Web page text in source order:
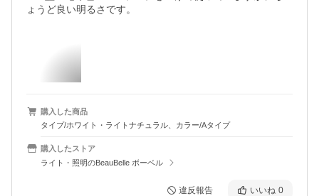
ょうど良い明るさです。
購入した商品
タイプ/ホワイト・ライトナチュラル、カラー/Aタイプ
購入したストア
ライト・照明のBeauBelle ボーベル
違反報告 いいね 0